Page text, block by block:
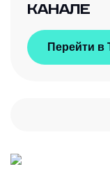
КАНАЛЕ
Перейти в